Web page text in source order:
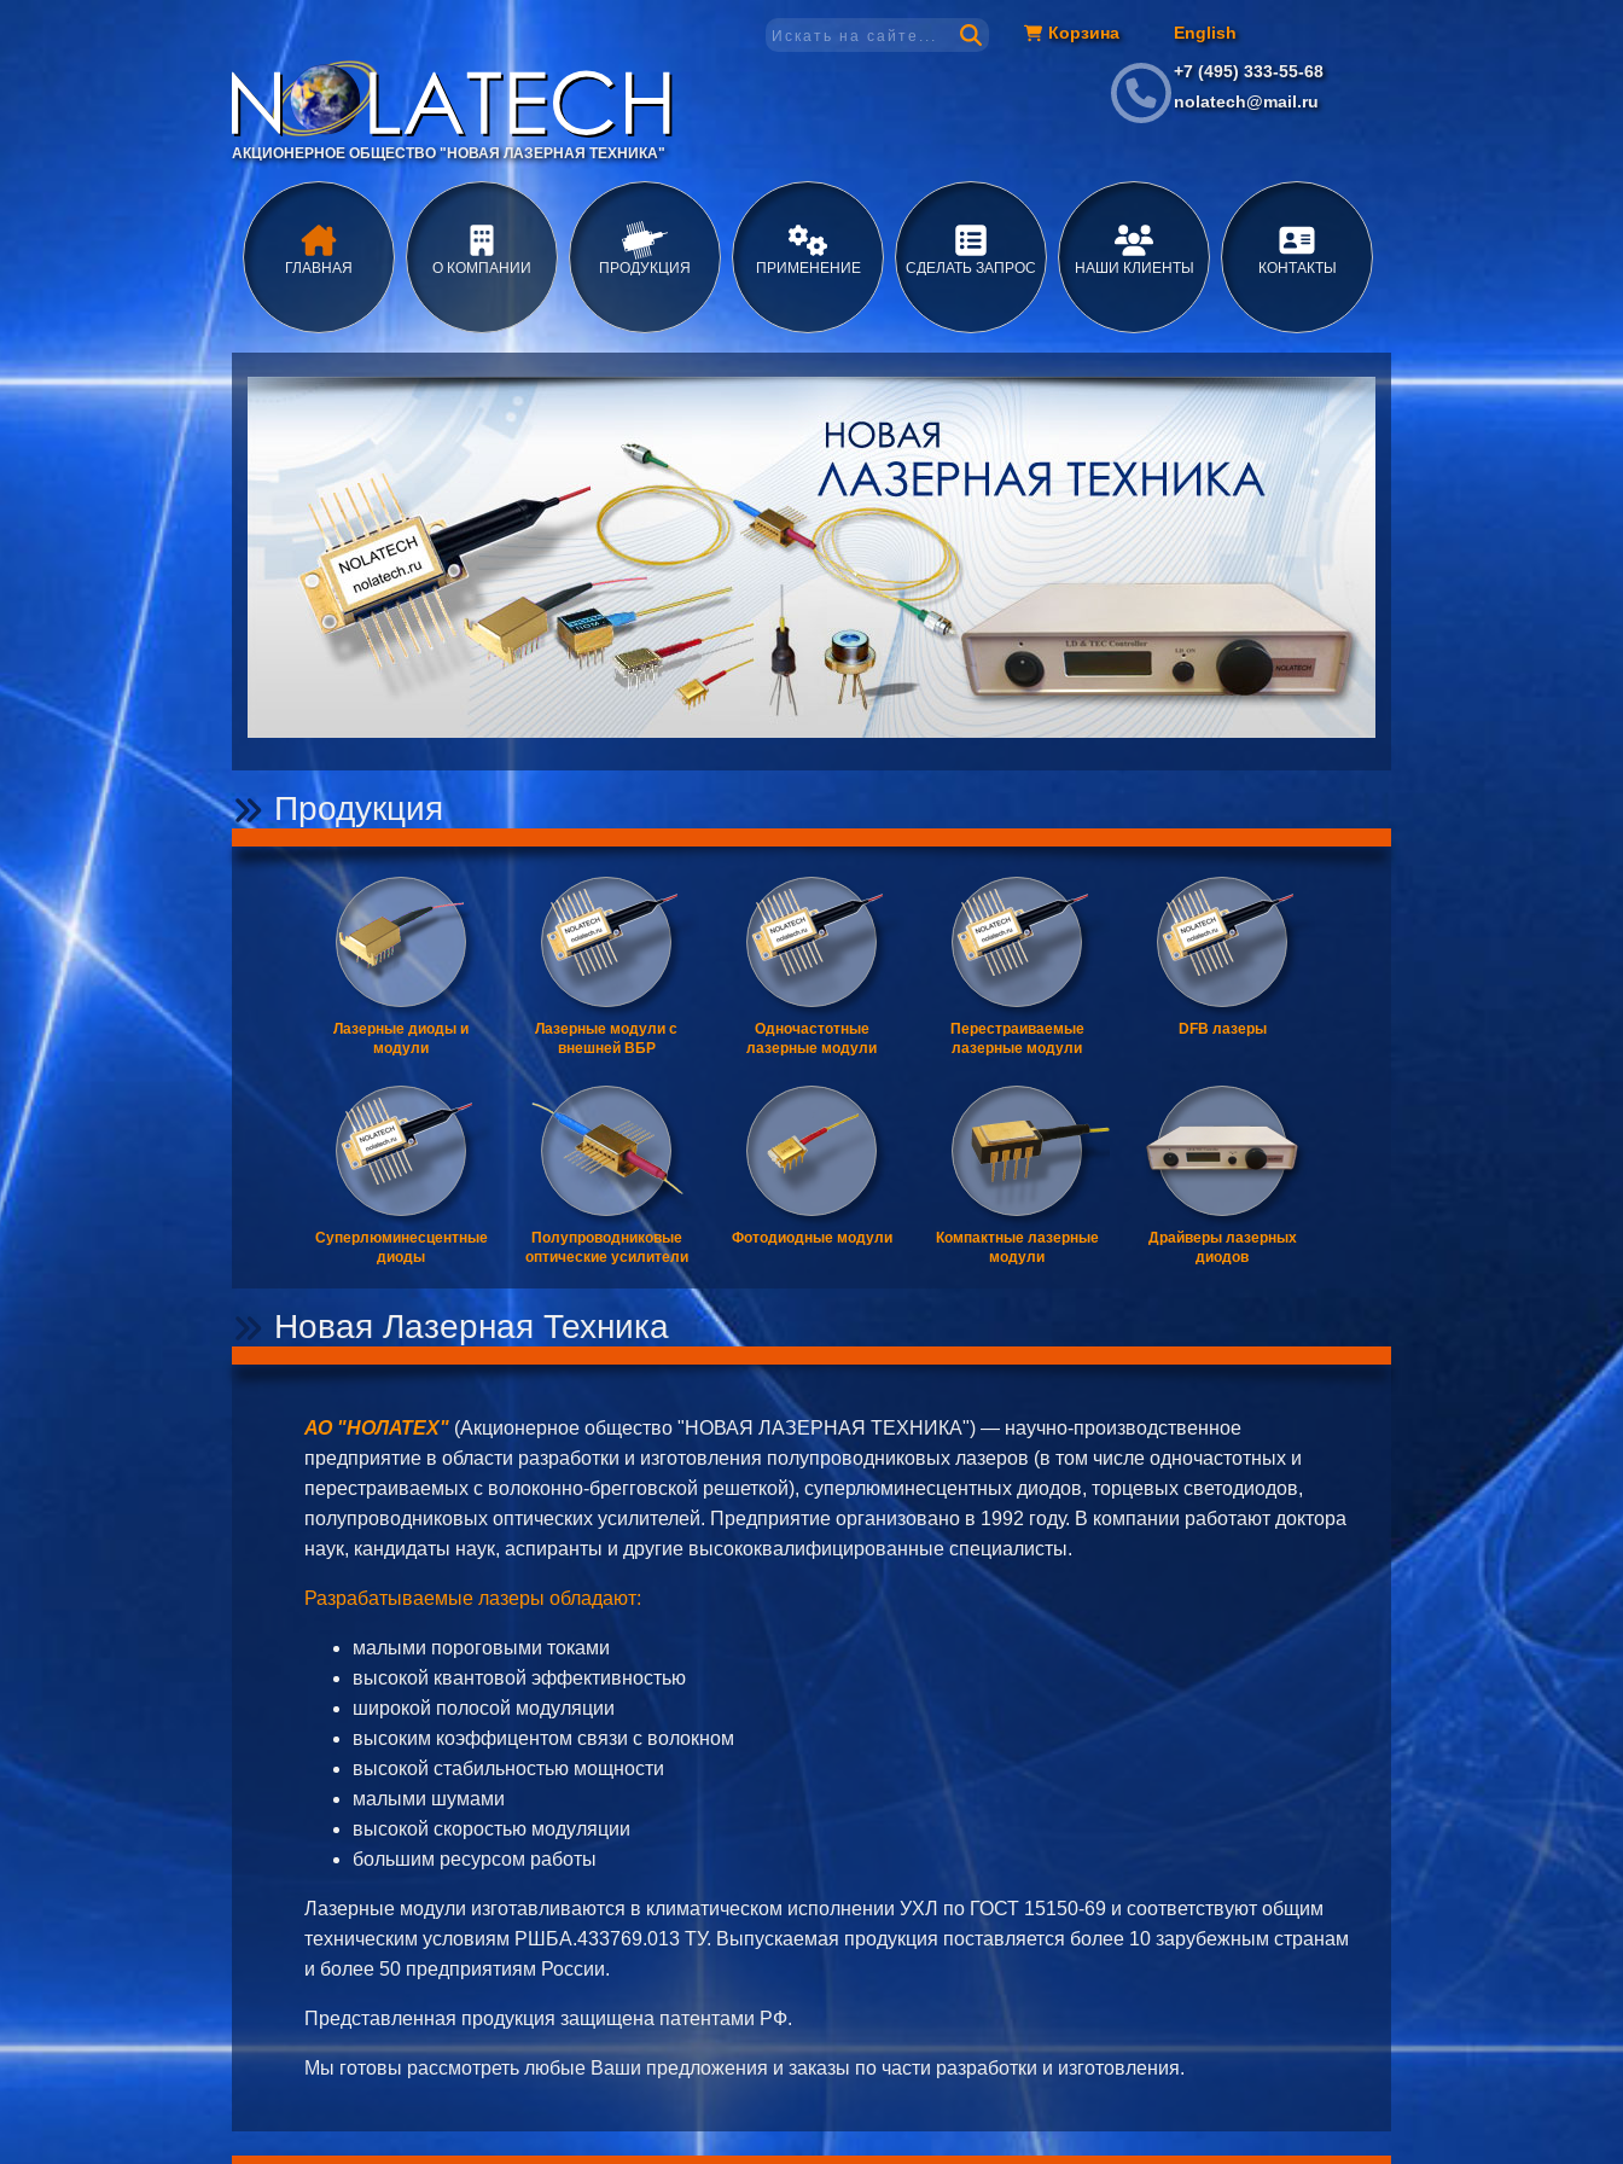
Корзина English
АКЦИОНЕРНОЕ ОБЩЕСТВО "НОВАЯ ЛАЗЕРНАЯ ТЕХНИКА"
+7 (495) 333-55-68
nolatech@mail.ru
ГЛАВНАЯ О КОМПАНИИ ПРОДУКЦИЯ ПРИМЕНЕНИЕ СДЕЛАТЬ ЗАПРОС НАШИ КЛИЕНТЫ КОНТАКТЫ
Продукция
Лазерные диоды и
модули
Лазерные модули с
внешней ВБР
Одночастотные
лазерные модули
Перестраиваемые
лазерные модули
DFB лазеры
Суперлюминесцентные
диоды
Полупроводниковые
оптические усилители
Фотодиодные модули
Компактные лазерные
модули
Драйверы лазерных
диодов
Новая Лазерная Техника
АО "НОЛАТЕХ" (Акционерное общество "НОВАЯ ЛАЗЕРНАЯ ТЕХНИКА") — научно-производственное
предприятие в области разработки и изготовления полупроводниковых лазеров (в том числе одночастотных и
перестраиваемых с волоконно-брегговской решеткой), суперлюминесцентных диодов, торцевых светодиодов,
полупроводниковых оптических усилителей. Предприятие организовано в 1992 году. В компании работают доктора
наук, кандидаты наук, аспиранты и другие высококвалифицированные специалисты.
Разрабатываемые лазеры обладают:
малыми пороговыми токами
высокой квантовой эффективностью
широкой полосой модуляции
высоким коэффицентом связи с волокном
высокой стабильностью мощности
малыми шумами
высокой скоростью модуляции
большим ресурсом работы
Лазерные модули изготавливаются в климатическом исполнении УХЛ по ГОСТ 15150-69 и соответствуют общим
техническим условиям РШБА.433769.013 ТУ. Выпускаемая продукция поставляется более 10 зарубежным странам
и более 50 предприятиям России.
Представленная продукция защищена патентами РФ.
Мы готовы рассмотреть любые Ваши предложения и заказы по части разработки и изготовления.